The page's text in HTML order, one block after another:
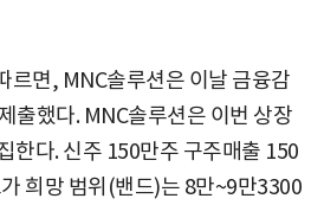
르면, MNC솔루션은 이날 금융감
출했다. MNC솔루션은 이번 상장
한다. 신주 150만주 구주매출 150
희망 범위(밴드)는 8만~9만3300